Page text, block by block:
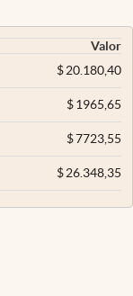
Valor
$20.180,40
$1965,65
$7723,55
$26.348,35